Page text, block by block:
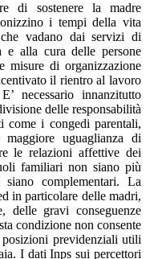
di sostenere la madre
i tempi della vita
vadano dai servizi di
e alla cura delle persone
misure di organizzazione
il rientro al lavoro
necessario innanzitutto
delle responsabilità
come i congedi parentali,
uguaglianza di
le relazioni affettive dei
familiari non siano più
complementari. La
in particolare delle madri,
delle gravi conseguenze
condizione non consente
previdenziali utili
I dati Inps sui percettori